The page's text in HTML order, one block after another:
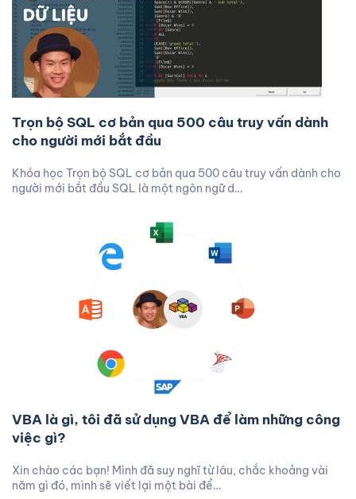
Trọn bộ SQL cơ bản qua 500 câu truy vấn dành
cho người mới bắt đầu
Khóa học Trọn bộ SQL cơ bản qua 500 câu truy vấn dành cho
người mới bắt đầu SQL là một ngôn ngữ d…
VBA là gì, tôi đã sử dụng VBA để làm những công
việc gì?
Xin chào các bạn! Mình đã suy nghĩ từ lâu, chắc khoảng vài
năm gì đó, mình sẽ viết lại một bài để…